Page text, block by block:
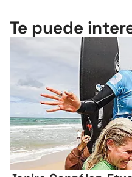
Te puede